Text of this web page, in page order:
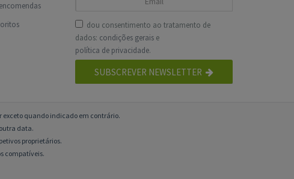
dou consentimento ao tratamento de
dados: condições geraise
política de privacidade.
SUBSCREVER NEWSLETTER
exceto quando indicado em contrário.
data.
proprietários.
compatíveis.